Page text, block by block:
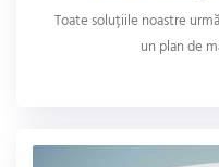
Toate soluțiile noastre
un plan de